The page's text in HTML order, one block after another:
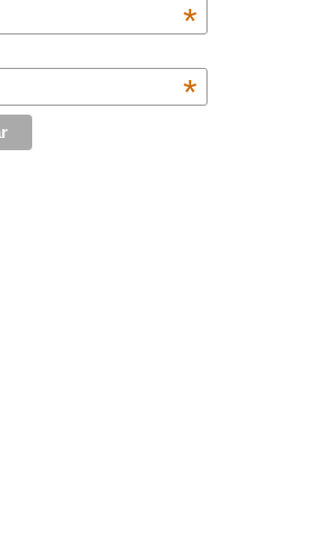
*
*